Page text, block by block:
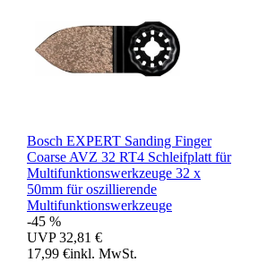
Bosch EXPERT Sanding Finger
Coarse AVZ 32 RT4 Schleifplatt für
Multifunktionswerkzeuge 32 x
50mm für oszillierende
Multifunktionswerkzeuge
-45 %
UVP 32,81 €
17,99 €inkl. MwSt.